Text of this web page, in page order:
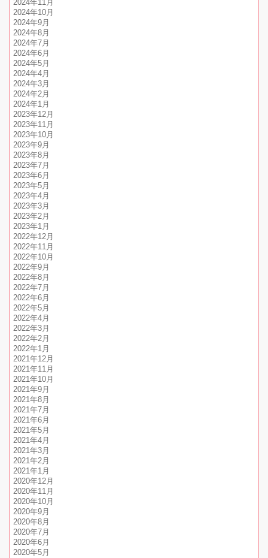
2024年11月
2024年10月
2024年9月
2024年8月
2024年7月
2024年6月
2024年5月
2024年4月
2024年3月
2024年2月
2024年1月
2023年12月
2023年11月
2023年10月
2023年9月
2023年8月
2023年7月
2023年6月
2023年5月
2023年4月
2023年3月
2023年2月
2023年1月
2022年12月
2022年11月
2022年10月
2022年9月
2022年8月
2022年7月
2022年6月
2022年5月
2022年4月
2022年3月
2022年2月
2022年1月
2021年12月
2021年11月
2021年10月
2021年9月
2021年8月
2021年7月
2021年6月
2021年5月
2021年4月
2021年3月
2021年2月
2021年1月
2020年12月
2020年11月
2020年10月
2020年9月
2020年8月
2020年7月
2020年6月
2020年5月